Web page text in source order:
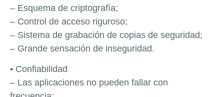
– Esquema de criptografía;
– Control de acceso riguroso;
– Sistema de grabación de copias de seguridad;
– Grande sensación de inseguridad.
• Confiabilidad
– Las aplicaciones no pueden fallar con